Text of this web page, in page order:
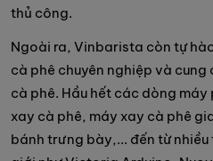
thủ công.
Ngoài ra, Vinbarista còn tự
cà phê chuyên nghiệp và
cà phê. Hầu hết các dòng
xay cà phê, máy xay cà phê
bánh trưng bày,... đến từ